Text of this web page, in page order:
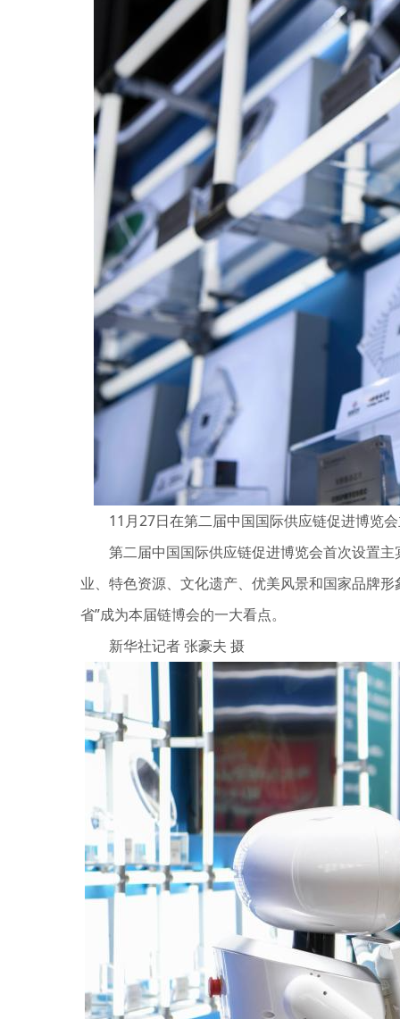
11月27日在第二届中国国际供应链促进博览会
第二届中国国际供应链促进博览会首次设置主
业、特色资源、文化遗产、优美风景和国家品牌
省”成为本届链博会的一大看点。
新华社记者 张豪夫 摄